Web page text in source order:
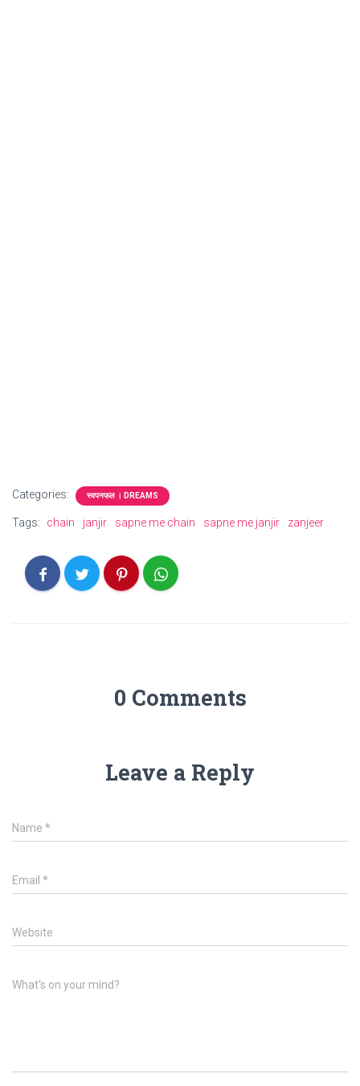
Categories: स्वपनफल । DREAMS
Tags: chain janjir sapne me chain sapne me janjir zanjeer
0 Comments
Leave a Reply
Name *
Email *
Website
What's on your mind?